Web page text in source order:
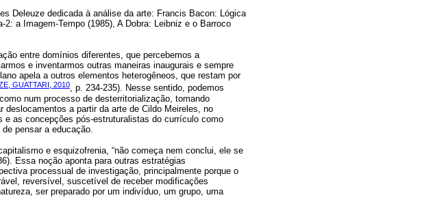
Deleuze dedicada à análise da arte: Francis Bacon: Lógica
a Imagem-Tempo (1985), A Dobra: Leibniz e o Barroco
entre domínios diferentes, que percebemos a
e inventarmos outras maneiras inaugurais e sempre
apela a outros elementos heterogêneos, que restam por
GUATTARI, 2010, p. 234-235). Nesse sentido, podemos
num processo de desterritorialização, tomando
a partir da arte de Cildo Meireles, no
as concepções pós-estruturalistas do currículo como
pensar a educação.
e esquizofrenia, “não começa nem conclui, ele se
Essa noção aponta para outras estratégias
processual de investigação, principalmente porque o
reversível, suscetível de receber modificações
ser preparado por um indivíduo, um grupo, uma